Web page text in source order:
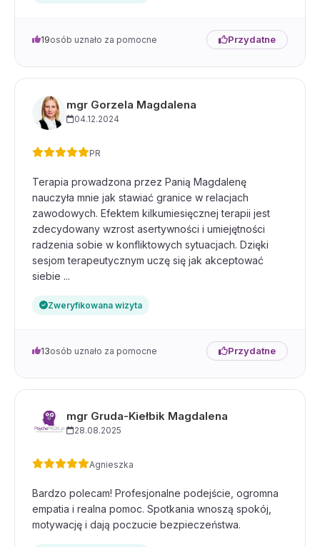
19osób uznało za pomocne Przydatne
mgr Gorzela Magdalena
04.12.2024
PR
Terapia prowadzona przez Panią Magdalenę
nauczyła mnie jak stawiać granice w relacjach
zawodowych. Efektem kilkumiesięcznej terapii jest
zdecydowany wzrost asertywności i umiejętności
radzenia sobie w konfliktowych sytuacjach. Dzięki
sesjom terapeutycznym uczę się jak akceptować
siebie ...
Zweryfikowana wizyta
13osób uznało za pomocne Przydatne
mgr Gruda-Kiełbik Magdalena
28.08.2025
Agnieszka
Bardzo polecam! Profesjonalne podejście, ogromna
empatia i realna pomoc. Spotkania wnoszą spokój,
motywację i dają poczucie bezpieczeństwa.